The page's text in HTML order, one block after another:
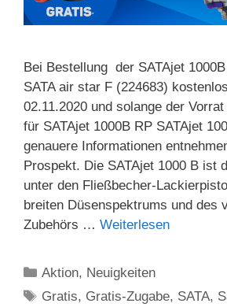
Bei Bestellung der SATAjet
SATA air star F (224683)
02.11.2020 und solange der
für SATAjet 1000B RP SATAjet
genauere Informationen
Prospekt. Die SATAjet 1000 B ist
unter den Fließbecher-
breiten Düsenspektrums und des
Zubehörs … Weiterlesen
Kategorien
Aktion, Neuigkeiten
Schlagwörter
Gratis, Gratis-Zugabe, SATA,